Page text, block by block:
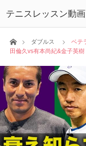
テニスレッスン動
ホームダブルス
ベテ
田倫久vs有本尚紀&金子英樹